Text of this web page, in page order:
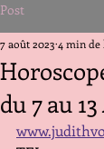
Post
du 7 au
7 août 2023 4 min de